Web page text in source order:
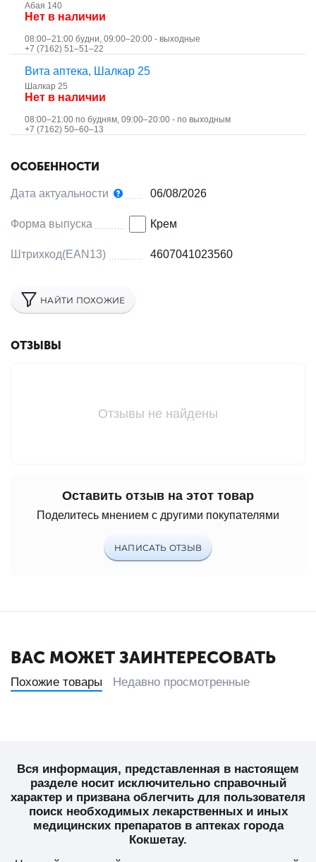
Абая 140
Нет в наличии
08:00–21:00 будни, 09:00–20:00 - выходные
+7 (7162) 51‒51‒22
Вита аптека, Шалкар 25
Шалкар 25
Нет в наличии
08:00–21:00 по будням, 09:00–20:00 - по выходным
+7 (7162) 50‒60‒13
ОСОБЕННОСТИ
Дата актуальности 06/08/2026
Форма выпуска Крем
Штрихкод(EAN13) 4607041023560
НАЙТИ ПОХОЖИЕ
ОТЗЫВЫ
Отзывы не найдены
Оставить отзыв на этот товар
Поделитесь мнением с другими покупателями
НАПИСАТЬ ОТЗЫВ
ВАС МОЖЕТ ЗАИНТЕРЕСОВАТЬ
Похожие товары Недавно просмотренные
Вся информация, представленная в настоящем
разделе носит исключительно справочный
характер и призвана облегчить для пользователя
поиск необходимых лекарственных и иных
медицинских препаратов в аптеках города
Кокшетау.